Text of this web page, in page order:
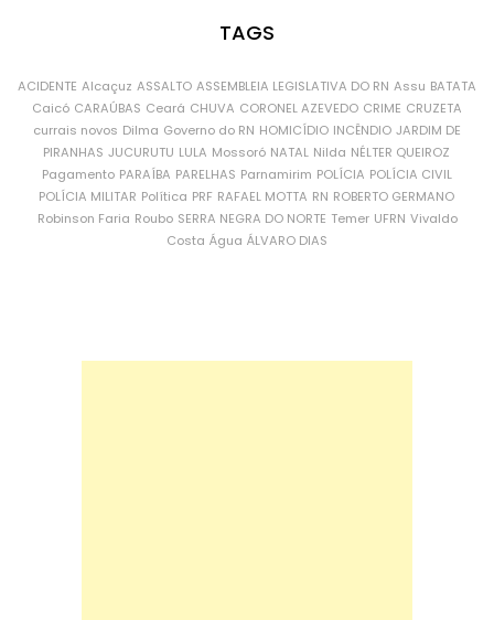
TAGS
ACIDENTE Alcaçuz ASSALTO ASSEMBLEIA LEGISLATIVA DO RN Assu BATATA
Caicó CARAÚBAS Ceará CHUVA CORONEL AZEVEDO CRIME CRUZETA
currais novos Dilma Governo do RN HOMICÍDIO INCÊNDIO JARDIM DE
PIRANHAS JUCURUTU LULA Mossoró NATAL Nilda NÉLTER QUEIROZ
Pagamento PARAÍBA PARELHAS Parnamirim POLÍCIA POLÍCIA CIVIL
POLÍCIA MILITAR Política PRF RAFAEL MOTTA RN ROBERTO GERMANO
Robinson Faria Roubo SERRA NEGRA DO NORTE Temer UFRN Vivaldo
Costa Água ÁLVARO DIAS